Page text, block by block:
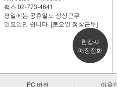
팩스:02-773-4641
평일에는 공휴일도 정상근무
일요일만 쉽니다. [토요일 정상근무]
한강사
매장전화
PC 버전 이용